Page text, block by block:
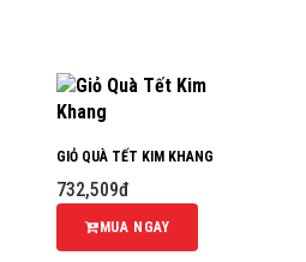
GIỎ QUÀ TẾT KIM KHANG
732,509đ
MUA NGAY